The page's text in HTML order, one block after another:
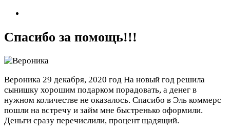
Спасибо за помощь!!!
Вероника 29 декабря, 2020 год На новый год решила
сынишку хорошим подарком порадовать, а денег в
нужном количестве не оказалось. Спасибо в Эль коммерс
пошли на встречу и займ мне быстренько оформили.
Деньги сразу перечислили, процент щадящий.